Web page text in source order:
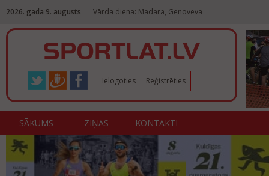
2026. gada 9. augusts Vārda diena: Madara, Genoveva
Ielogoties Reģistrēties
SĀKUMS ZIŅAS KONTAKTI